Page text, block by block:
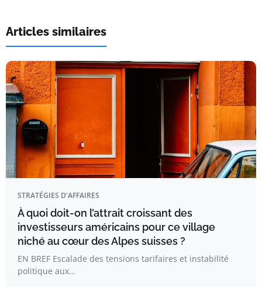
Articles similaires
STRATÉGIES D'AFFAIRES
À quoi doit-on l’attrait croissant des
investisseurs américains pour ce village
niché au cœur des Alpes suisses ?
EN BREF Escalade des tensions tarifaires et instabilité
politique aux…